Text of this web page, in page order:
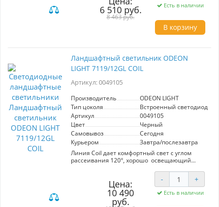
необходимо использовать с дополнительным
драйвером (357781/357782). Колышек для
использования под углом - в комплекте.
6 510 руб.
8 463 руб.
Есть в наличии
В корзину
Ландшафтный светильник ODEON
LIGHT 7119/12GL COIL
Артикул: 0049105
Производитель
ODEON LIGHT
Тип цоколя
Встроенный светодиод
Артикул
0049105
Цвет
Черный
Самовывоз
Сегодня
Курьером
Завтра/послезавтра
Линия Coil дает комфортный свет c углом
рассеивания 120°, хорошо освещающий
Светильники доступны в размерах 500/800мм
Цена:
10 490
руб.
- +
Есть в наличии